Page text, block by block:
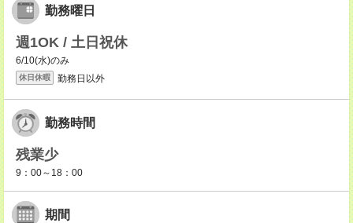
勤務曜日
週1OK / 土日祝休
6/10(水)のみ
休日休暇 勤務日以外
勤務時間
残業少
9：00～18：00
期間